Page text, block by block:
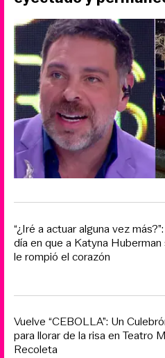
“¿Iré a actuar alguna vez
día en que a Katyna Huberman
le rompió el corazón
Vuelve “CEBOLLA”: Un
para llorar de la risa en Teatro
Recoleta